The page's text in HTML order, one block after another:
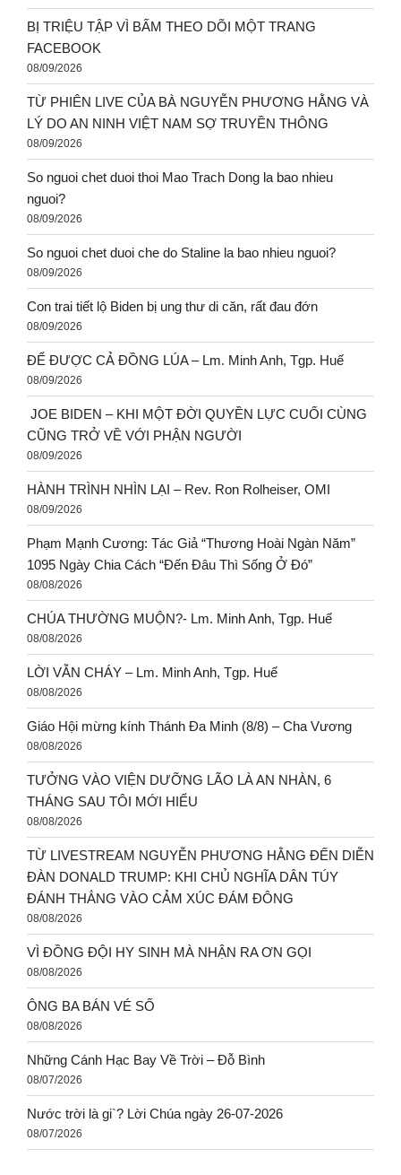
BỊ TRIỆU TẬP VÌ BẤM THEO DÕI MỘT TRANG
FACEBOOK
08/09/2026
TỪ PHIÊN LIVE CỦA BÀ NGUYỄN PHƯƠNG HẰNG VÀ
LÝ DO AN NINH VIỆT NAM SỢ TRUYỀN THÔNG
08/09/2026
So nguoi chet duoi thoi Mao Trach Dong la bao nhieu
nguoi?
08/09/2026
So nguoi chet duoi che do Staline la bao nhieu nguoi?
08/09/2026
Con trai tiết lộ Biden bị ung thư di căn, rất đau đớn
08/09/2026
ĐỂ ĐƯỢC CẢ ĐỒNG LÚA – Lm. Minh Anh, Tgp. Huế
08/09/2026
JOE BIDEN – KHI MỘT ĐỜI QUYỀN LỰC CUỐI CÙNG
CŨNG TRỞ VỀ VỚI PHẬN NGƯỜI
08/09/2026
HÀNH TRÌNH NHÌN LẠI – Rev. Ron Rolheiser, OMI
08/09/2026
Phạm Mạnh Cương: Tác Giả “Thương Hoài Ngàn Năm”
1095 Ngày Chia Cách “Đến Đâu Thì Sống Ở Đó”
08/08/2026
CHÚA THƯỜNG MUỘN?- Lm. Minh Anh, Tgp. Huế
08/08/2026
LỜI VẪN CHÁY – Lm. Minh Anh, Tgp. Huế
08/08/2026
Giáo Hội mừng kính Thánh Đa Minh (8/8) – Cha Vương
08/08/2026
TƯỞNG VÀO VIỆN DƯỠNG LÃO LÀ AN NHÀN, 6
THÁNG SAU TÔI MỚI HIỂU
08/08/2026
TỪ LIVESTREAM NGUYỄN PHƯƠNG HẰNG ĐẾN DIỄN
ĐÀN DONALD TRUMP: KHI CHỦ NGHĨA DÂN TÚY
ĐÁNH THẲNG VÀO CẢM XÚC ĐÁM ĐÔNG
08/08/2026
VÌ ĐỒNG ĐỘI HY SINH MÀ NHẬN RA ƠN GỌI
08/08/2026
ÔNG BA BÁN VÉ SỐ
08/08/2026
Những Cánh Hạc Bay Về Trời – Đỗ Bình
08/07/2026
Nước trời là gi`? Lời Chúa ngày 26-07-2026
08/07/2026